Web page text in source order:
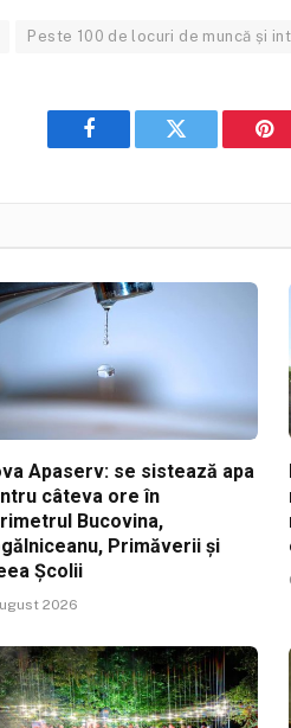
Peste 100 de locuri de muncă și
Facebook Twitter
Apaserv: se sistează apa
câteva ore în
Bucovina,
Primăverii și
Școlii
2026